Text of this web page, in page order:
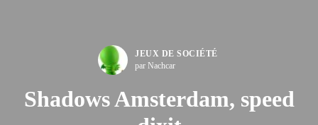
JEUX DE SOCIÉTÉ
par Nachcar
Shadows Amsterdam, speed